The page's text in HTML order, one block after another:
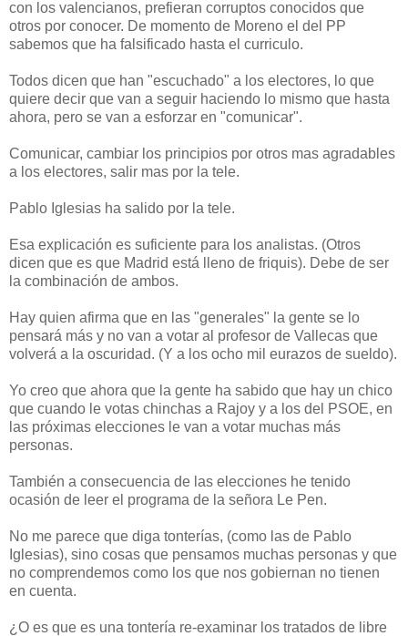
con los valencianos, prefieran corruptos conocidos que
otros por conocer. De momento de Moreno el del PP
sabemos que ha falsificado hasta el curriculo.
Todos dicen que han "escuchado" a los electores, lo que
quiere decir que van a seguir haciendo lo mismo que hasta
ahora, pero se van a esforzar en "comunicar".
Comunicar, cambiar los principios por otros mas agradables
a los electores, salir mas por la tele.
Pablo Iglesias ha salido por la tele.
Esa explicación es suficiente para los analistas. (Otros
dicen que es que Madrid está lleno de friquis). Debe de ser
la combinación de ambos.
Hay quien afirma que en las "generales" la gente se lo
pensará más y no van a votar al profesor de Vallecas que
volverá a la oscuridad. (Y a los ocho mil eurazos de sueldo).
Yo creo que ahora que la gente ha sabido que hay un chico
que cuando le votas chinchas a Rajoy y a los del PSOE, en
las próximas elecciones le van a votar muchas más
personas.
También a consecuencia de las elecciones he tenido
ocasión de leer el programa de la señora Le Pen.
No me parece que diga tonterías, (como las de Pablo
Iglesias), sino cosas que pensamos muchas personas y que
no comprendemos como los que nos gobiernan no tienen
en cuenta.
¿O es que es una tontería re-examinar los tratados de libre